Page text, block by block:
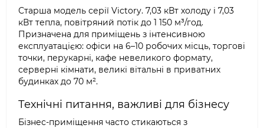
Старша модель серії Victory. 7,03 кВт холоду і 7,03
кВт тепла, повітряний потік до 1 150 м³/год.
Призначена для приміщень з інтенсивною
експлуатацією: офіси на 6–10 робочих місць, торгові
точки, перукарні, кафе невеликого формату,
серверні кімнати, великі вітальні в приватних
будинках до 70 м².
Технічні питання, важливі для бізнесу
Бізнес-приміщення часто стикаються з